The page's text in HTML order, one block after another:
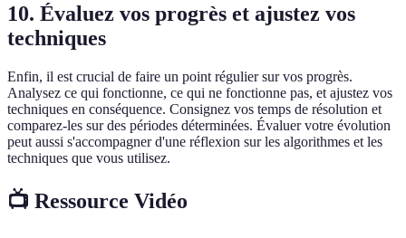
10. Évaluez vos progrès et ajustez vos
techniques
Enfin, il est crucial de faire un point régulier sur vos progrès.
Analysez ce qui fonctionne, ce qui ne fonctionne pas, et ajustez vos
techniques en conséquence. Consignez vos temps de résolution et
comparez-les sur des périodes déterminées. Évaluer votre évolution
peut aussi s'accompagner d'une réflexion sur les algorithmes et les
techniques que vous utilisez.
📺 Ressource Vidéo